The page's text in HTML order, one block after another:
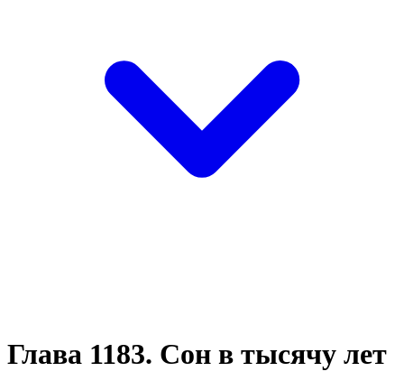
Глава 1183. Сон в тысячу лет